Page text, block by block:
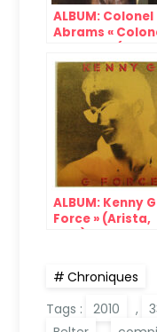
ALBUM: Colonel
Abrams «
1985)
ALBUM: Kenny G
Force » (Arista,
Chroniques
Tags :
2010 ,